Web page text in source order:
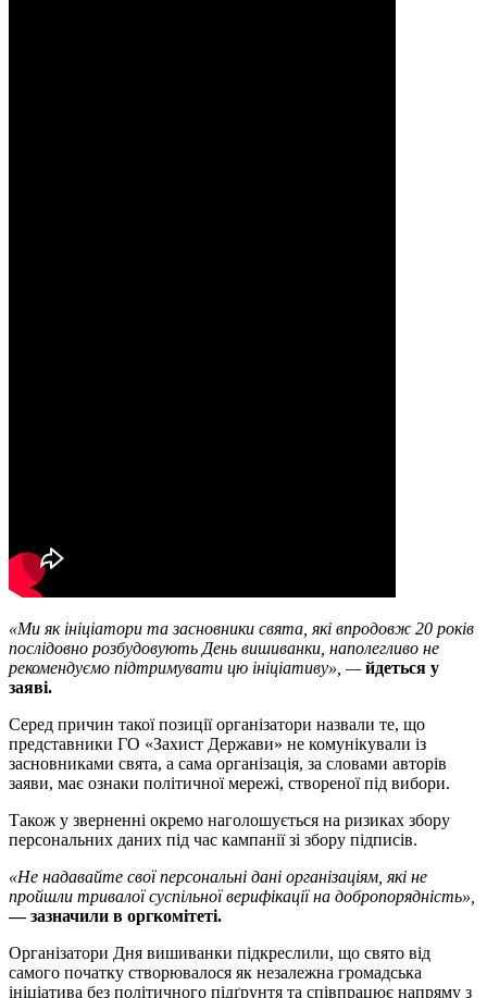
«Ми як ініціатори та засновники свята, які впродовж 20 років
послідовно розбудовують День вишиванки, наполегливо не
рекомендуємо підтримувати цю ініціативу», —йдеться у
заяві.
Серед причин такої позиції організатори назвали те, що
представники ГО «Захист Держави» не комунікували із
засновниками свята, а сама організація, за словами авторів
заяви, має ознаки політичної мережі, створеної під вибори.
Також у зверненні окремо наголошується на ризиках збору
персональних даних під час кампанії зі збору підписів.
«Не надавайте свої персональні дані організаціям, які не
пройшли тривалої суспільної верифікації на добропорядність»,
— зазначили в оргкомітеті.
Організатори Дня вишиванки підкреслили, що свято від
самого початку створювалося як незалежна громадська
ініціатива без політичного підґрунтя та співпрацює напряму з